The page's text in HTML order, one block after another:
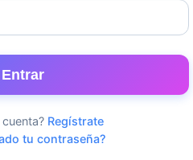
Entrar
Regístrate
tu contraseña?